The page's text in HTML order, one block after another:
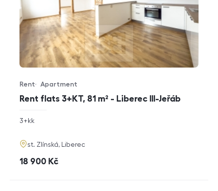
Rent flats 3+KT, 81 m² - Liberec III-Jeřáb
Offer type
Rent
Property type
Apartment
rozměry
disposition
3+kk
adresa
st. Zlínská, Liberec
cena
18 900 Kč